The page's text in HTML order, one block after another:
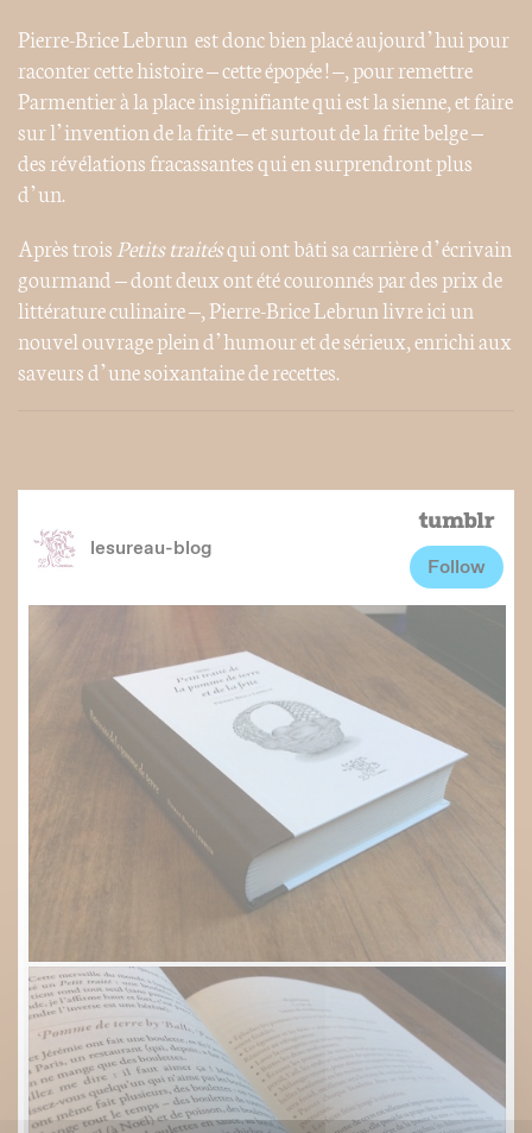
Pierre-Brice Lebrun est donc bien placé aujourd’hui pour
raconter cette histoire – cette épopée ! –, pour remettre
Parmentier à la place insignifiante qui est la sienne, et faire
sur l’invention de la frite – et surtout de la frite belge –
des révélations fracassantes qui en surprendront plus
d’un.
Après trois Petits traitésqui ont bâti sa carrière d’écrivain
gourmand – dont deux ont été couronnés par des prix de
littérature culinaire –, Pierre-Brice Lebrun livre ici un
nouvel ouvrage plein d’humour et de sérieux, enrichi aux
saveurs d’une soixantaine de recettes.